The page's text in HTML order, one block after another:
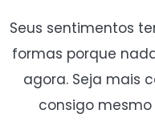
Seus sentimentos
formas porque
agora. Seja mais
consigo